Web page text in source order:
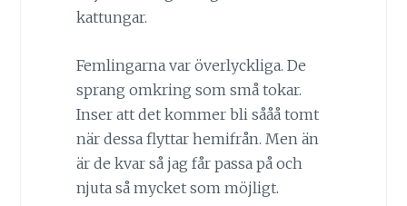
kattungar.
Femlingarna var överlyckliga. De
sprang omkring som små tokar.
Inser att det kommer bli sååå tomt
när dessa flyttar hemifrån. Men än
är de kvar så jag får passa på och
njuta så mycket som möjligt.